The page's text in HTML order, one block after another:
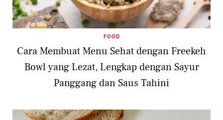
FOOD
Cara Membuat Menu Sehat dengan Freekeh
Bowl yang Lezat, Lengkap dengan Sayur
Panggang dan Saus Tahini